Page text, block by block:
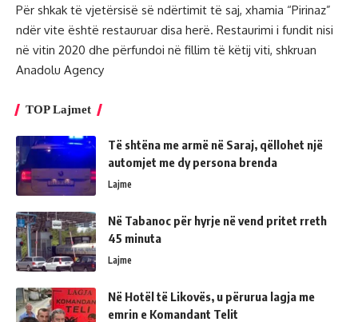
Për shkak të vjetërsisë së ndërtimit të saj, xhamia “Pirinaz”
ndër vite është restauruar disa herë. Restaurimi i fundit nisi
në vitin 2020 dhe përfundoi në fillim të këtij viti, shkruan
Anadolu Agency
TOP Lajmet
Të shtëna me armë në Saraj, qëllohet një
automjet me dy persona brenda
Lajme
Në Tabanoc për hyrje në vend pritet rreth
45 minuta
Lajme
Në Hotël të Likovës, u përurua lagja me
emrin e Komandant Telit